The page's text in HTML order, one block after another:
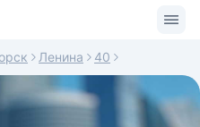
Ленина 40